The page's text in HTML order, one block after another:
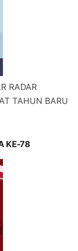
RADAR
TAHUN BARU
KE-78